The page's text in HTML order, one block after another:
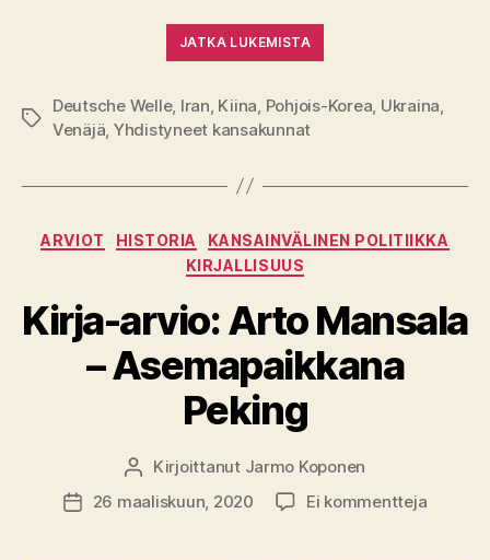
JATKA LUKEMISTA
Avainsanat
Deutsche Welle, Iran, Kiina, Pohjois-Korea, Ukraina,
Venäjä, Yhdistyneet kansakunnat
Kategoriat
ARVIOT HISTORIA
KANSAINVÄLINEN POLITIIKKA
KIRJALLISUUS
Kirja-arvio: Arto Mansala
– Asemapaikkana
Peking
Kirjoittaja
Kirjoittanut Jarmo Koponen
Julkaisupäivämäärä
26 maaliskuun, 2020 Ei kommentteja